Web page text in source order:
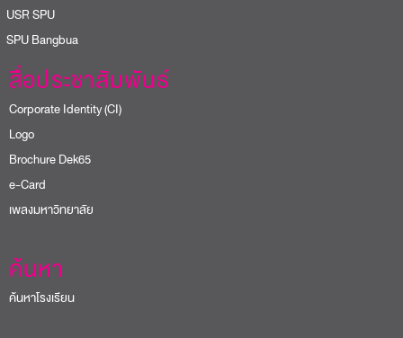
SPU
Bangbua
สื่อประชาสัมพันธ์
Corporate Identity (CI)
Logo
Brochure Dek65
e-Card
เพลงมหาวิทยาลัย
ค้นหา
ค้นหาโรงเรียน